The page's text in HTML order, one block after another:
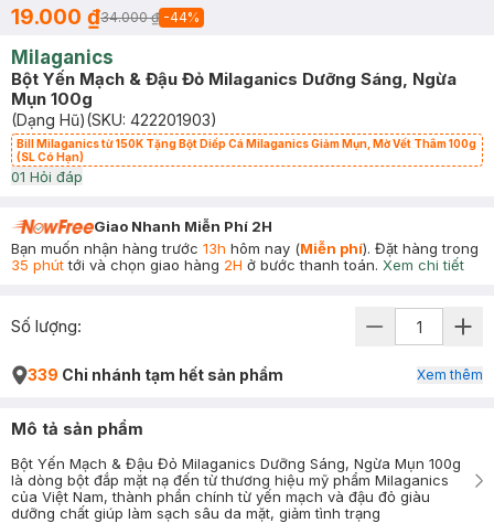
19.000 ₫34.000 ₫ -44%
Milaganics
Bột Yến Mạch & Đậu Đỏ Milaganics Dưỡng Sáng, Ngừa
Mụn 100g
(Dạng Hũ)(SKU: 422201903)
Bill Milaganics từ 150K Tặng Bột Diếp Cá Milaganics Giảm Mụn, Mờ Vết Thâm 100g
(SL Có Hạn)
01 Hỏi đáp
Giao Nhanh Miễn Phí 2H
Bạn muốn nhận hàng trước 13h hôm nay (Miễn phí). Đặt hàng trong
35 phúttới và chọn giao hàng 2H ở bước thanh toán. Xem chi tiết
Số lượng:
339 Chi nhánh tạm hết sản phẩm Xem thêm
Mô tả sản phẩm
Bột Yến Mạch & Đậu Đỏ Milaganics Dưỡng Sáng, Ngừa Mụn 100g
là dòng bột đắp mặt nạ đến từ thương hiệu mỹ phẩm Milaganics
của Việt Nam, thành phần chính từ yến mạch và đậu đỏ giàu
dưỡng chất giúp làm sạch sâu da mặt, giảm tình trạng